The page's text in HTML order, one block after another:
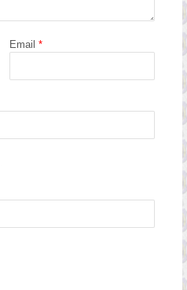
Email *